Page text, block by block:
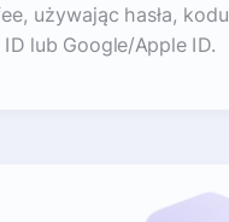
używając hasła, kodu
ID lub Google/Apple ID.